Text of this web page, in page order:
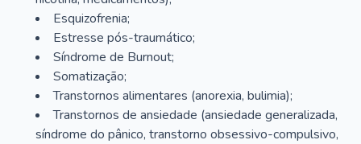
Esquizofrenia;
Estresse pós-traumático;
Síndrome de Burnout;
Somatização;
Transtornos alimentares (anorexia, bulimia);
Transtornos de ansiedade (ansiedade generalizada,
síndrome do pânico, transtorno obsessivo-compulsivo,